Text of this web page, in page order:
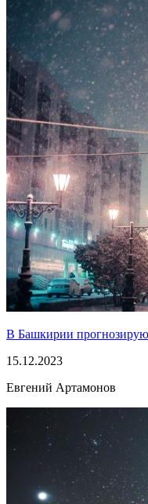
В Башкирии
15.12.2023
Евгений Артамонов